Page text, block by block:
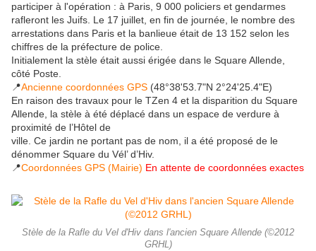
participer à l'opération : à Paris, 9 000 policiers et gendarmes
rafleront les Juifs. Le 17 juillet, en fin de journée, le nombre des
arrestations dans Paris et la banlieue était de 13 152 selon les
chiffres de la préfecture de police.
Initialement la stèle était aussi érigée dans le Square Allende,
côté Poste.
📍Ancienne coordonnées GPS (48°38'53.7"N 2°24'25.4"E)
En raison des travaux pour le TZen 4 et la disparition du Square
Allende, la stèle à été déplacé dans un espace de verdure à
proximité de l’Hôtel de
ville. Ce jardin ne portant pas de nom, il a été proposé de le
dénommer Square du Vél’ d’Hiv.
📍Coordonnées GPS (Mairie) En attente de coordonnées exactes
Stèle de la Rafle du Vel d'Hiv dans l'ancien Square Allende (©2012
GRHL)